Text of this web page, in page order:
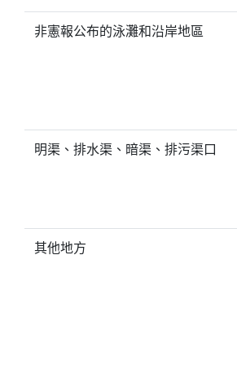
非憲報公布的泳灘和沿岸地區
明渠、排水渠、暗渠、排污渠口
其他地方